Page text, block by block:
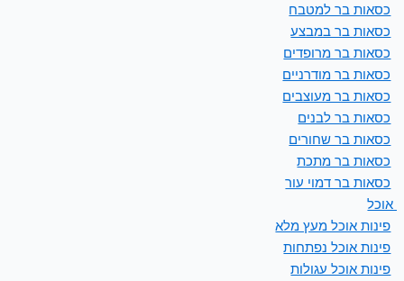
כסאות בר למטבח
כסאות בר במבצע
כסאות בר מרופדים
כסאות בר מודרניים
כסאות בר מעוצבים
כסאות בר לבנים
כסאות בר שחורים
כסאות בר מתכת
כסאות בר דמוי עור
אוכל
פינות אוכל מעץ מלא
פינות אוכל נפתחות
פינות אוכל עגולות